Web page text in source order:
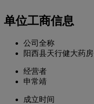
单位工商信息
公司全称
阳西县天行健大药房
经营者
申常靖
成立时间